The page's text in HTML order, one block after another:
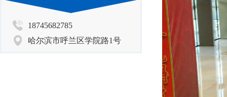
18745682785
哈尔滨市呼兰区学院路1号